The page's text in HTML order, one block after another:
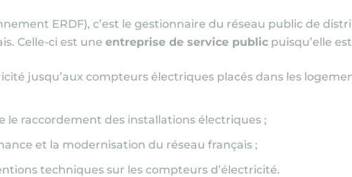
ERDF), c’est le gestionnaire du réseau public de
Celle-ci est une entreprise de service public puisqu’elle
jusqu’aux compteurs électriques placés dans les
le raccordement des installations électriques ;
et la modernisation du réseau français ;
techniques sur les compteurs d’électricité.